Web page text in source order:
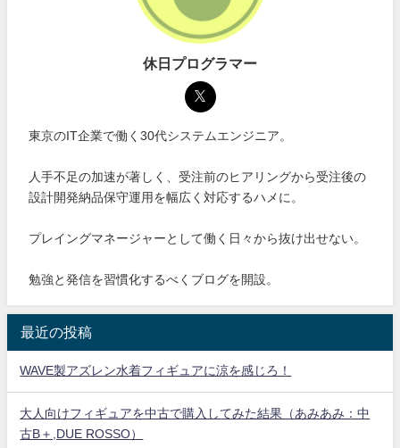
休日プログラマー
東京のIT企業で働く30代システムエンジニア。
人手不足の加速が著しく、受注前のヒアリングから受注後の
設計開発納品保守運用を幅広く対応するハメに。
プレイングマネージャーとして働く日々から抜け出せない。
勉強と発信を習慣化するべくブログを開設。
最近の投稿
WAVE製アズレン水着フィギュアに涼を感じろ！
大人向けフィギュアを中古で購入してみた結果（あみあみ：中
古B＋,DUE ROSSO）